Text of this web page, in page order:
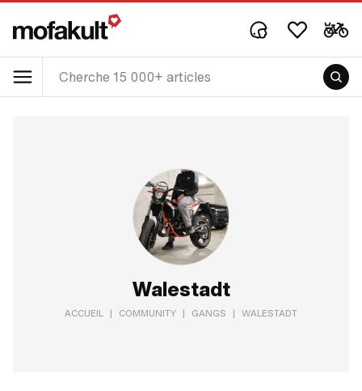
Walestadt
ACCUEIL | COMMUNITY | GANGS | WALESTADT